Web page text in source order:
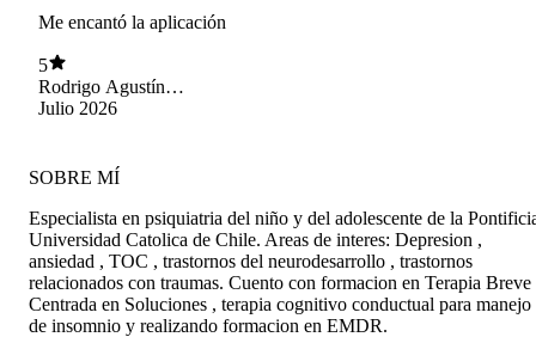
Me encantó la aplicación
5
Rodrigo Agustín
Toledo Reyes
Julio 2026
SOBRE MÍ
Especialista en psiquiatria del niño y del adolescente de la
Universidad Catolica de Chile. Areas de interes: Depresion ,
ansiedad , TOC , trastornos del neurodesarrollo , trastornos
relacionados con traumas. Cuento con formacion en Terapia Breve
Centrada en Soluciones , terapia cognitivo conductual para manejo
de insomnio y realizando formacion en EMDR.